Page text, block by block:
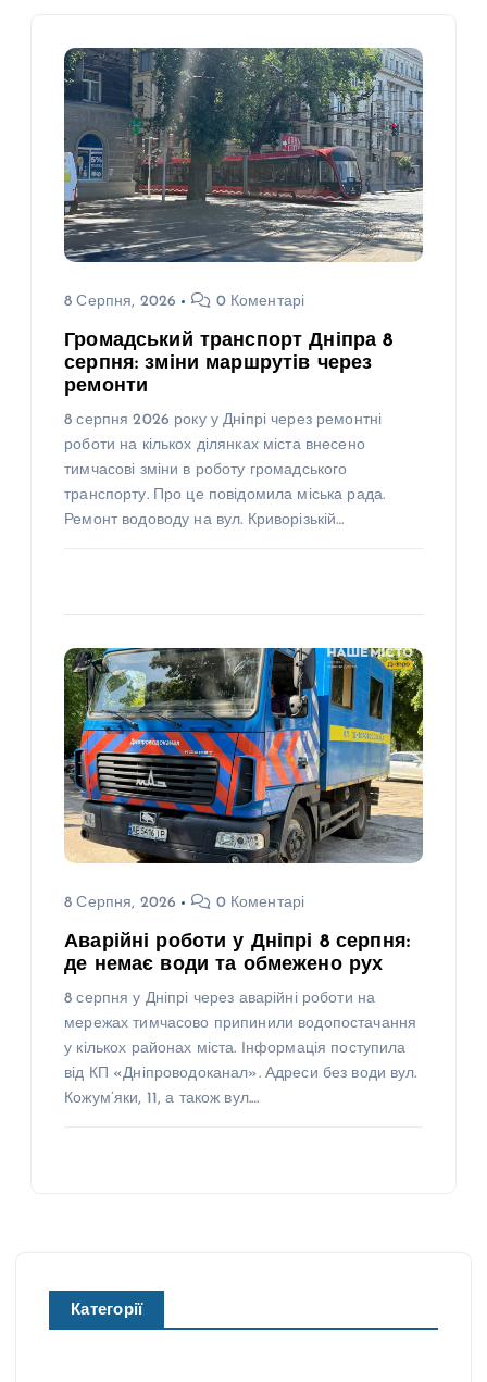
8 Серпня, 2026 0 Коментарі
Громадський транспорт Дніпра 8
серпня: зміни маршрутів через
ремонти
8 серпня 2026 року у Дніпрі через ремонтні
роботи на кількох ділянках міста внесено
тимчасові зміни в роботу громадського
транспорту. Про це повідомила міська рада.
Ремонт водоводу на вул. Криворізькій…
8 Серпня, 2026 0 Коментарі
Аварійні роботи у Дніпрі 8 серпня:
де немає води та обмежено рух
8 серпня у Дніпрі через аварійні роботи на
мережах тимчасово припинили водопостачання
у кількох районах міста. Інформація поступила
від КП «Дніпроводоканал». Адреси без води вул.
Кожум’яки, 11, а також вул.…
Категорії